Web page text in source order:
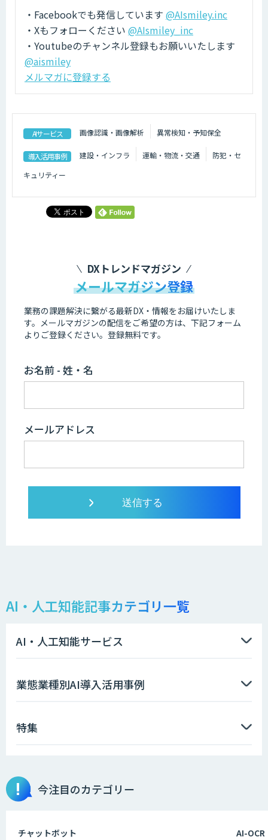
・Facebookでも発信しています @AIsmiley.inc
・Xもフォローください @AIsmiley_inc
・Youtubeのチャンネル登録もお願いいたします
@aismiley
メルマガに登録する
AIサービス 画像認識・画像解析 異常検知・予知保全
導入活用事例 建設・インフラ 運輸・物流・交通
防犯・セ
キュリティー
DXトレンドマガジン
メールマガジン登録
業務の課題解決に繋がる最新DX・情報をお届けいたしま
す。 メールマガジンの配信をご希望の方は、下記フォーム
よりご登録ください。登録無料です。
お名前 - 姓・名
メールアドレス
AI・人工知能記事カテゴリ一覧
AI・人工知能サービス
業態業種別AI導入活用事例
特集
今注目のカテゴリー
チャットボット AI-OCR